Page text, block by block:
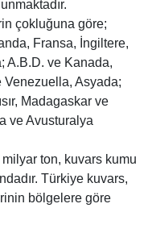
çokluğuna göre;
Fransa, İngiltere,
A.B.D. ve Kanada,
Venezuella, Asyada;
Madagaskar ve
ve Avusturalya
ton, kuvars kumu
Türkiye kuvars,
bölgelere göre